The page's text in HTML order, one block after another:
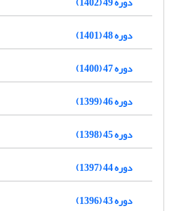
دوره 48 (1401)
دوره 47 (1400)
دوره 46 (1399)
دوره 45 (1398)
دوره 44 (1397)
دوره 43 (1396)